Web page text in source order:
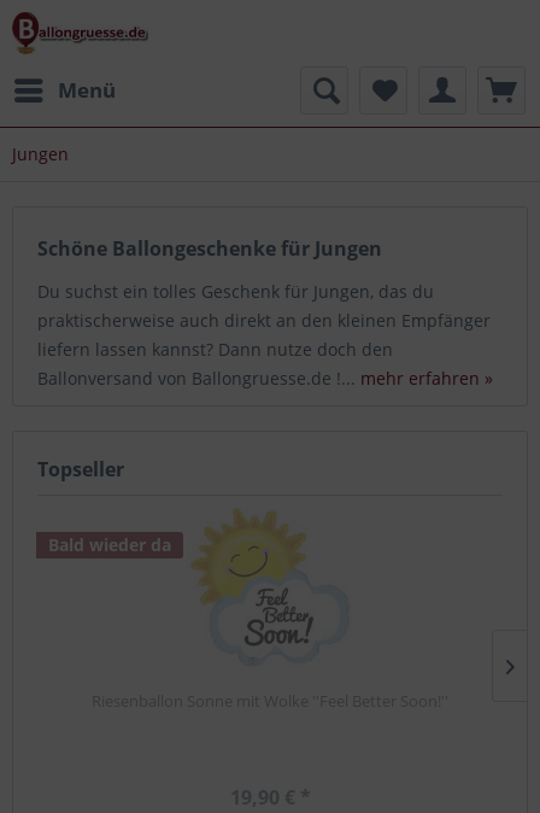
Menü
Jungen
Schöne Ballongeschenke für Jungen
Du suchst ein tolles Geschenk für Jungen, das du
praktischerweise auch direkt an den kleinen Empfänger
liefern lassen kannst? Dann nutze doch den
Ballonversand von Ballongruesse.de !... mehr erfahren »
Topseller
Bald wieder da
Riesenballon Sonne mit Wolke ''Feel Better Soon!''
19,90 € *